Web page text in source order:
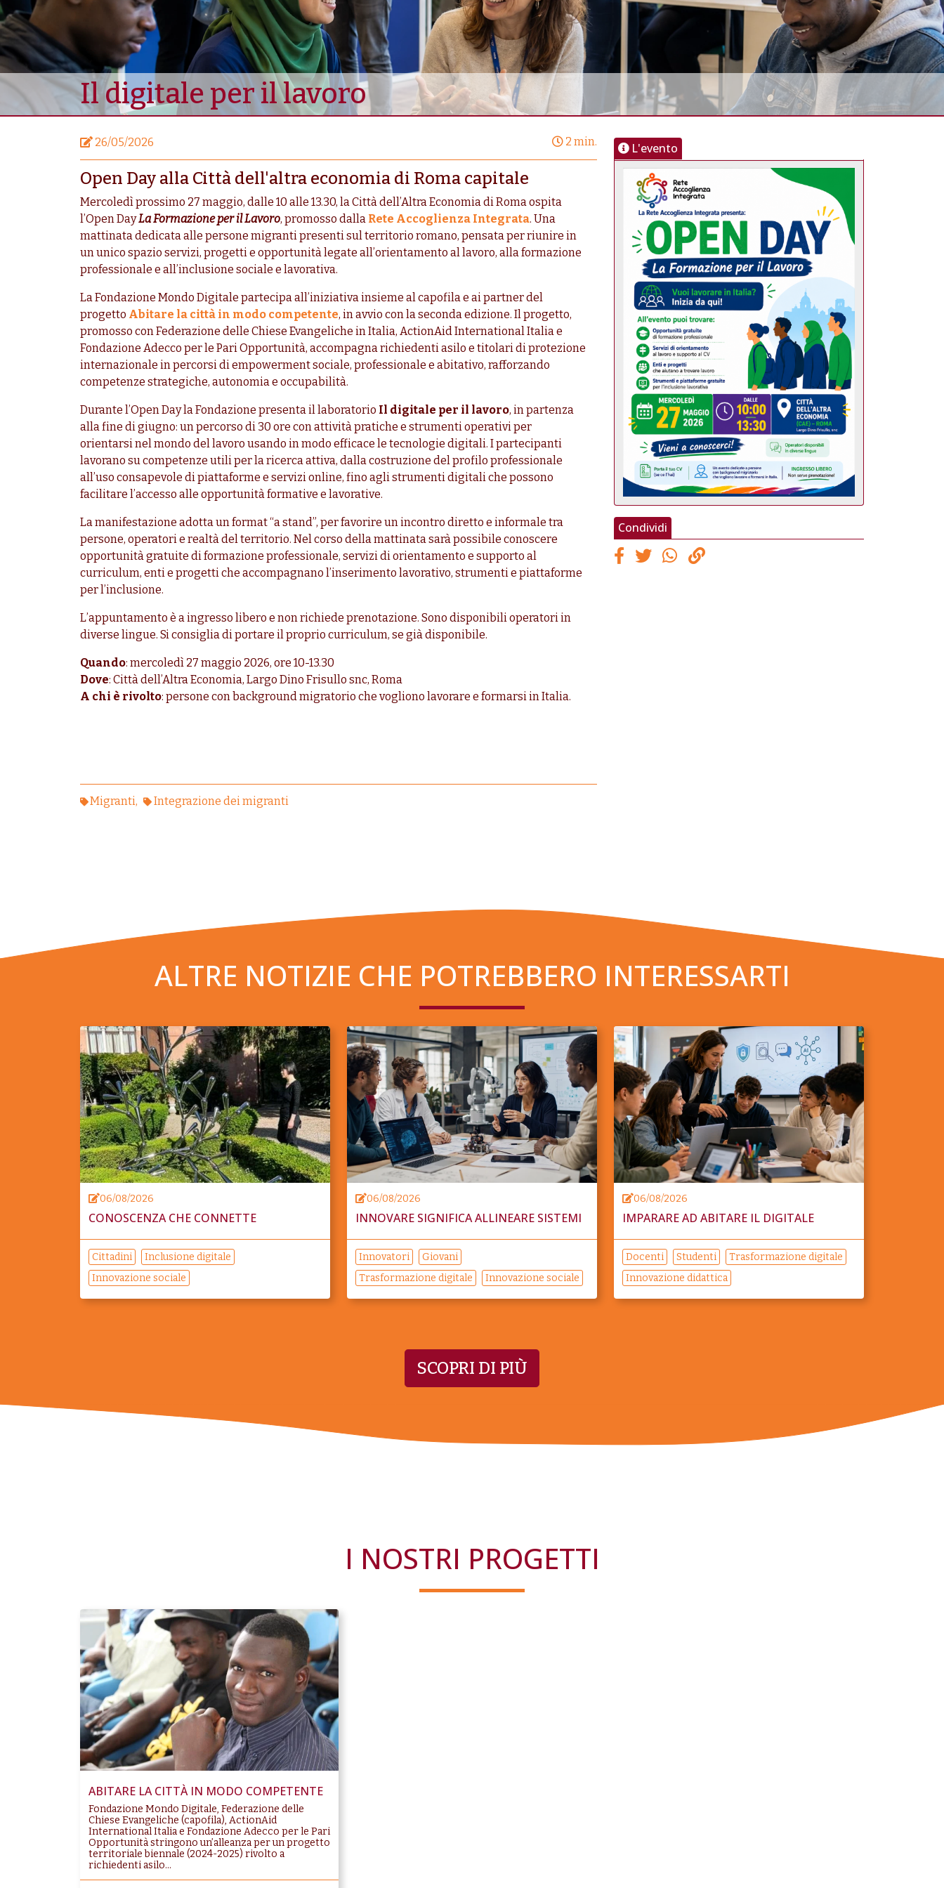
Il digitale per il lavoro
26/05/2026 2 min.
Open Day alla Città dell'altra economia di Roma capitale
Mercoledì prossimo 27 maggio, dalle 10 alle 13.30, la Città dell’Altra Economia di Roma ospita
l’Open DayLa Formazione per il Lavoro, promosso dalla Rete Accoglienza Integrata. Una
mattinata dedicata alle persone migranti presenti sul territorio romano, pensata per riunire in
un unico spazio servizi, progetti e opportunità legate all’orientamento al lavoro, alla formazione
professionale e all’inclusione sociale e lavorativa.
La Fondazione Mondo Digitale partecipa all’iniziativa insieme al capofila e ai partner del
progetto Abitare la città in modo competente, in avvio con la seconda edizione. Il progetto,
promosso con Federazione delle Chiese Evangeliche in Italia, ActionAid International Italia e
Fondazione Adecco per le Pari Opportunità, accompagna richiedenti asilo e titolari di protezione
internazionale in percorsi di empowerment sociale, professionale e abitativo, rafforzando
competenze strategiche, autonomia e occupabilità.
Durante l’Open Day la Fondazione presenta il laboratorio Il digitale per il lavoro, in partenza
alla fine di giugno: un percorso di 30 ore con attività pratiche e strumenti operativi per
orientarsi nel mondo del lavoro usando in modo efficace le tecnologie digitali. I partecipanti
lavorano su competenze utili per la ricerca attiva, dalla costruzione del profilo professionale
all’uso consapevole di piattaforme e servizi online, fino agli strumenti digitali che possono
facilitare l’accesso alle opportunità formative e lavorative.
La manifestazione adotta un format “a stand”, per favorire un incontro diretto e informale tra
persone, operatori e realtà del territorio. Nel corso della mattinata sarà possibile conoscere
opportunità gratuite di formazione professionale, servizi di orientamento e supporto al
curriculum, enti e progetti che accompagnano l’inserimento lavorativo, strumenti e piattaforme
per l’inclusione.
L’appuntamento è a ingresso libero e non richiede prenotazione. Sono disponibili operatori in
diverse lingue. Si consiglia di portare il proprio curriculum, se già disponibile.
Quando: mercoledì 27 maggio 2026, ore 10-13.30
Dove: Città dell’Altra Economia, Largo Dino Frisullo snc, Roma
A chi è rivolto: persone con background migratorio che vogliono lavorare e formarsi in Italia.
L'evento
Condividi
Migranti Integrazione dei migranti
ALTRE NOTIZIE CHE POTREBBERO INTERESSARTI
06/08/2026
CONOSCENZA CHE CONNETTE
Cittadini
Inclusione digitale
Innovazione sociale
06/08/2026
INNOVARE SIGNIFICA ALLINEARE SISTEMI
Innovatori
Giovani
Trasformazione digitale
Innovazione sociale
06/08/2026
IMPARARE AD ABITARE IL DIGITALE
Docenti Studenti
Trasformazione digitale
Innovazione didattica
SCOPRI DI PIÙ
I NOSTRI PROGETTI
ABITARE LA CITTÀ IN MODO COMPETENTE
Fondazione Mondo Digitale, Federazione delle
Chiese Evangeliche (capofila), ActionAid
International Italia e Fondazione Adecco per le Pari
Opportunità stringono un’alleanza per un progetto
territoriale biennale (2024-2025) rivolto a
richiedenti asilo...